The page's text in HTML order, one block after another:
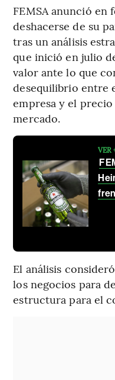
FEMSA anunció en
deshacerse de su
tras un análisis
que inició en julio
valor ante lo que
desequilibrio entre
empresa y el
mercado.
VER
El análisis
los negocios para
estructura para el